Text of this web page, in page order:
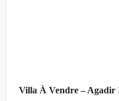
Villa À Vendre – Agadir